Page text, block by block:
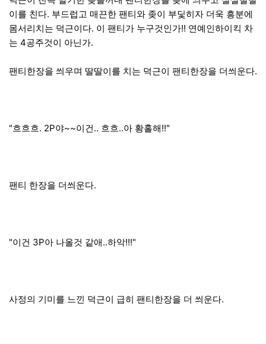
이를 친다. 부드럽고 매끈한 팬티와 좆이 부딫히자 더욱 흥분에
몸서리치는 덕근이다. 이 팬티가 누구것인가!! 연예인하이킥 차
는 4공주것이 아닌가.
팬티한장을 씌우며 딸딸이를 치는 덕근이 팬티한장을 더씌운다.
"흐흐흐. 2P야~~이건.. 흐흐..아 황홀해!!"
팬티 한장을 더씌운다.
"이건 3P아 나올것 같애..하악!!!"
사정의 기미를 느낀 덕근이 급히 팬티한장을 더 씌운다.